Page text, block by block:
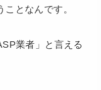
ことなんです。
業者」と言える